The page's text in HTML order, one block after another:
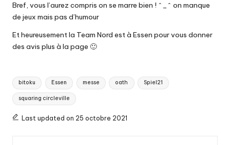
Bref, vous l’aurez compris on se marre bien ! ^_^ on manque
de jeux mais pas d’humour
Et heureusement la Team Nord est à Essen pour vous donner
des avis plus à la page 🙂
Tags:
bitoku Essen messe oath Spiel21
squaring circleville
Last updated on 25 octobre 2021